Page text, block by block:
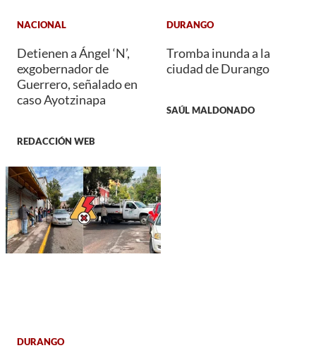
NACIONAL
Detienen a Ángel ‘N’,
exgobernador de
Guerrero, señalado en
caso Ayotzinapa
REDACCIÓN WEB
DURANGO
Tromba inunda a la
ciudad de Durango
SAÚL MALDONADO
DURANGO